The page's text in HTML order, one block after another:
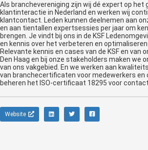
Als branchevereniging zijn wij dé expert op het
klantinteractie in Nederland en werken wij
klantcontact. Leden kunnen deelnemen aan
en aan tientallen expertsessies per jaar om
brengen. Je vindt bij ons in de KSF
en kennis over het verbeteren en
Relevante kennis en cases van de KSF en van
Den Haag en bij onze stakeholders maken we
van ons vakgebied. En we werken aan
van branchecertificaten voor medewerkers en
beheren het ISO-certificaat 18295 voor
Website